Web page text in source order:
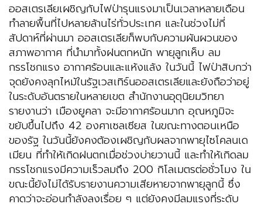
ออสเตรเลียเผชิญกับไฟป่ารุนแรงมาเป็นเวลาหลายเดือน
ทำลายพื้นที่ไปหลายล้านไร่ทั่วประเทศ และในช่วงไม่กี่
สัปดาห์ที่ผ่านมา ออสเตรเลียก็พบกับความผันผวนของ
สภาพอากาศ ที่นำมาทั้งฝนตกหนัก พายุลูกเห็บ ลม
กรรโชกแรง อากาศร้อนและแห้งแล้ง ในวันนี้ ไฟป่าสิบกว่า
จุดยังคงลุกไหม้ในรัฐเวสเทิร์นออสเตรเลียและยังถือว่าอยู่
ในระดับอันตรายในหลายเขต สำนักงานอุตุนิยมวิทยา
รายงานว่า เมืองยูคลา จะมีอากาศร้อนมาก อุณหภูมิจะ
ขยับขึ้นไปถึง 42 องศาเซลเซียส ในขณะทางตอนเหนือ
ของรัฐ ในวันนี้ยังคงต้องเผชิญกับผลจากพายุไซโคลนเด
เมียน ที่ทำให้เกิดฝนตกเมื่อช่วงบ่ายวานนี้ และทำให้เกิดลม
กรรโชกแรงมีความเร็วลมถึง 200 กิโลเมตรต่อชั่วโมง ใน
ขณะนี้ยังไม่ได้รับรายงานความเสียหายจากพายุลูกนี้ ซึ่ง
คาดว่าจะอ่อนกำลังลงเรื่อย ๆ แต่ยังคงมีลมแรงที่ระดับ